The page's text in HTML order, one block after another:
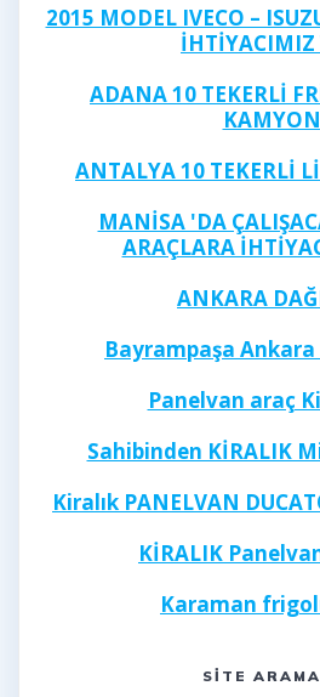
2015 MODEL IVECO –
İHTİYACIMIZ
ADANA 10 TEKERLİ
KAMYON
ANTALYA 10 TEKERLİ
MANİSA 'DA
ARAÇLARA
ANKARA
Bayrampaşa
Panelvan araç
Sahibinden KİRALIK
Kiralık PANELVAN
KİRALIK
Karaman
SITE